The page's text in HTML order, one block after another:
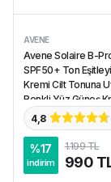
AVENE
Avene Solaire B-
SPF50+ Ton
Kremi Cilt Tonuna
Renkli Yüz Güneş
4,8
%17
indirim
1.199 TL
990